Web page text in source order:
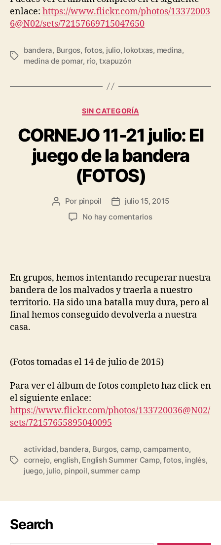
enlace: https://www.flickr.com/photos/13372003
6@N02/sets/72157669715047650
bandera, Burgos, fotos, julio, lokotxas, medina,
medina de pomar, río,txapuzón
SIN CATEGORÍA
CORNEJO 11-21 julio: El
juego de la bandera
(FOTOS)
Por pinpoil
julio 15, 2015
No hay comentarios
En grupos, hemos intentando recuperar nuestra
bandera de los malvados y traerla a nuestro
territorio. Ha sido una batalla muy dura, pero al
final hemos conseguido devolverla a nuestra
casa.
(Fotos tomadas el 14 de julio de 2015)
Para ver el álbum de fotos completo haz click en
el siguiente enlace:
https://www.flickr.com/photos/133720036@N02/
sets/72157655895040095
actividad, bandera, Burgos, camp,campamento,
cornejo, english, English Summer Camp,fotos, inglés,
juego, julio, pinpoil, summer camp
Search